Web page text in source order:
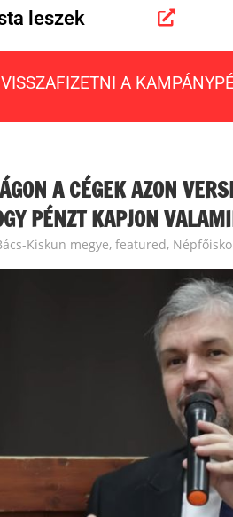
leszek
A
A CÉGEK AZON
PÉNZT KAPJON
Kiskun megye,featured,